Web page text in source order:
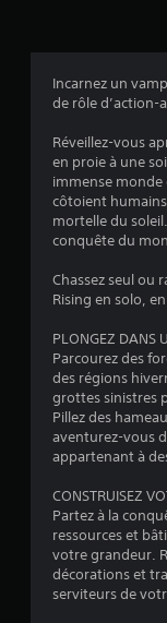
Incarnez un
de rôle d’action-
Réveillez-vous
en proie à une
immense monde
côtoient
mortelle du
conquête du
Chassez seul ou
Rising en solo,
PLONGEZ DANS
Parcourez des
des régions
grottes sinistres
Pillez des
aventurez-vous
appartenant à
CONSTRUISEZ
Partez à la
ressources et
votre grandeur.
décorations et
serviteurs de